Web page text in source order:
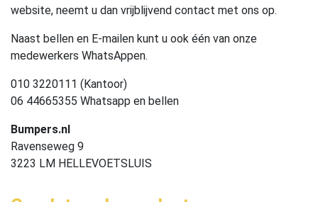
website, neemt u dan vrijblijvend contact met ons op.
Naast bellen en E-mailen kunt u ook één van onze
medewerkers WhatsAppen.
010 3220111 (Kantoor)
06 44665355 Whatsapp en bellen
Bumpers.nl
Ravenseweg 9
3223 LM HELLEVOETSLUIS